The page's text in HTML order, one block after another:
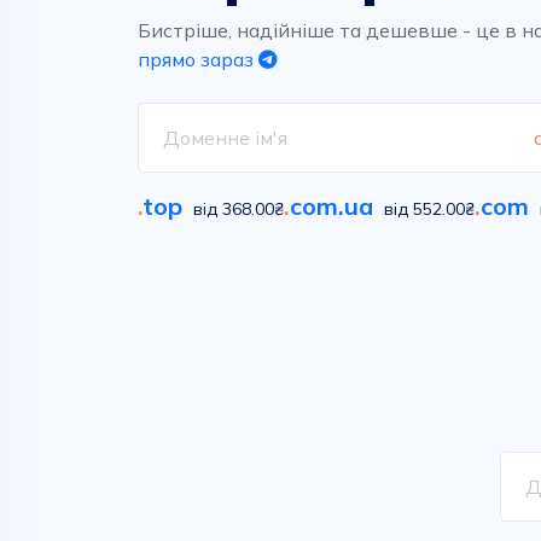
Бистріше, надійніше та дешевше - це в
прямо зараз
.top від 368.00₴.com.ua від 552.00₴.com
Обирайте вільні імена у
сотнях класичних та новітніх
домених зон